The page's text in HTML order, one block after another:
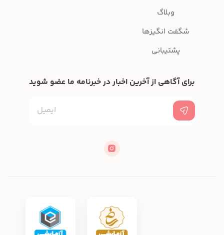
وبلاگ
شگفت انگیزها
پشتیبانی
برای آگاهی از آخرین اخبار در خبرنامه ما عضو شوید